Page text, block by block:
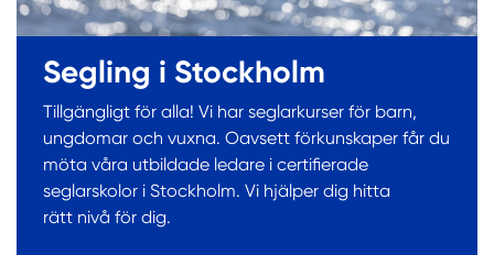
Segling i Stockholm
Tillgängligt för alla! Vi har seglarkurser för barn,
ungdomar och vuxna. Oavsett förkunskaper får du
möta våra utbildade ledare i certifierade
seglarskolor i Stockholm. Vi hjälper dig hitta
rätt nivå för dig.